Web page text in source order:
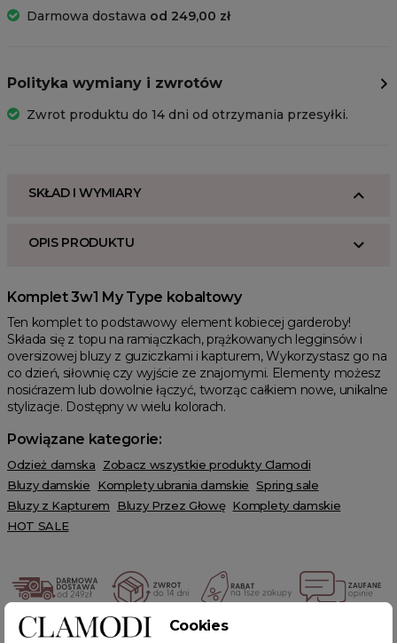
Darmowa dostawa od 249,00 zł
Polityka wymiany i zwrotów
Zwrot produktu do 14 dni od otrzymania przesyłki.
SKŁAD I WYMIARY
OPIS PRODUKTU
Komplet 3w1 My Type kobaltowy
Ten komplet to podstawowy element kobiecej garderoby!
Składa się z topu na ramiączkach, prążkowanych legginsów i
oversizowej bluzy z guziczkami i kapturem, Wykorzystasz go na
co dzień, siłownię czy wyjście ze znajomymi. Elementy możesz
nosićrazem lub dowolnie łączyć, tworząc całkiem nowe, unikalne
stylizacje. Dostępny w wielu kolorach.
Powiązane kategorie:
Odzież damska
Zobacz wszystkie produkty Clamodi
Bluzy damskie
Komplety ubrania damskie Spring sale
Bluzy z Kapturem
Bluzy Przez Głowę Komplety damskie
HOT SALE
Cookies